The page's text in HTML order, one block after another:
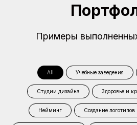
Примеры
All Учебные заведения
Студии дизайна Здоровье и
Нейминг Создание логотипов